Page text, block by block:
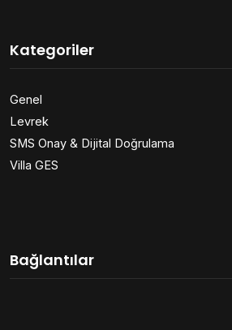
Kategoriler
Genel
Levrek
SMS Onay & Dijital Doğrulama
Villa GES
Bağlantılar